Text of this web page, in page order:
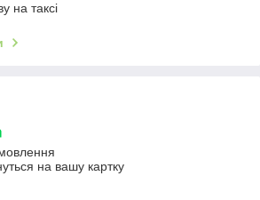
на таксі
на вашу картку